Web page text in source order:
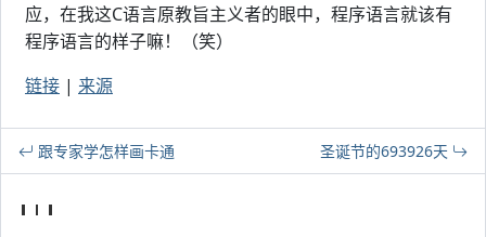
应，在我这C语言原教旨主义者的眼中，程序语言就该有
程序语言的样子嘛！（笑）
链接 | 来源
跟专家学怎样画卡通 圣诞节的693926天